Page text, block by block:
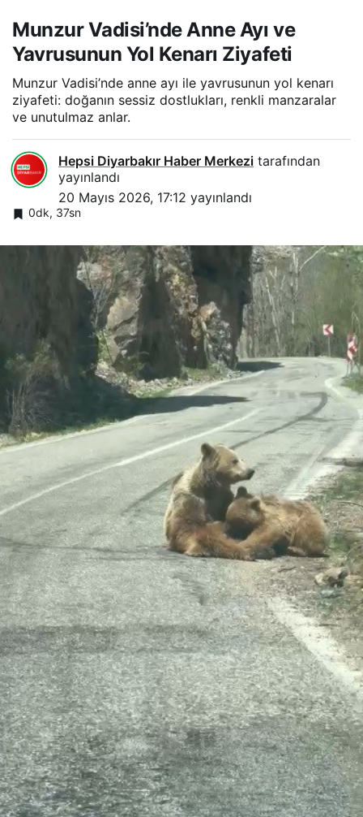
Munzur Vadisi’nde Anne Ayı ve
Yavrusunun Yol Kenarı Ziyafeti
Munzur Vadisi’nde anne ayı ile yavrusunun yol kenarı
ziyafeti: doğanın sessiz dostlukları, renkli manzaralar
ve unutulmaz anlar.
Hepsi Diyarbakır Haber Merkezi tarafından
yayınlandı
20 Mayıs 2026, 17:12 yayınlandı
0dk, 37sn